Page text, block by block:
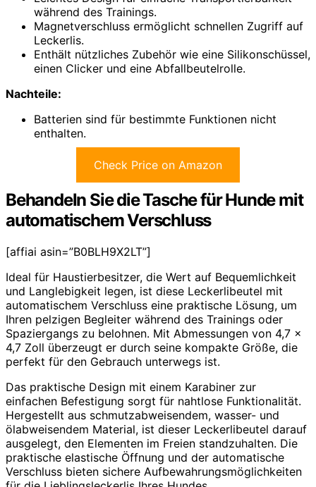
während des Trainings.
Magnetverschluss ermöglicht schnellen Zugriff auf
Leckerlis.
Enthält nützliches Zubehör wie eine Silikonschüssel,
einen Clicker und eine Abfallbeutelrolle.
Nachteile:
Batterien sind für bestimmte Funktionen nicht
enthalten.
Check Price on Amazon
Behandeln Sie die Tasche für Hunde mit
automatischem Verschluss
[affiai asin=”B0BLH9X2LT”]
Ideal für Haustierbesitzer, die Wert auf Bequemlichkeit
und Langlebigkeit legen, ist diese Leckerlibeutel mit
automatischem Verschluss eine praktische Lösung, um
Ihren pelzigen Begleiter während des Trainings oder
Spaziergangs zu belohnen. Mit Abmessungen von 4,7 x
4,7 Zoll überzeugt er durch seine kompakte Größe, die
perfekt für den Gebrauch unterwegs ist.
Das praktische Design mit einem Karabiner zur
einfachen Befestigung sorgt für nahtlose Funktionalität.
Hergestellt aus schmutzabweisendem, wasser- und
ölabweisendem Material, ist dieser Leckerlibeutel darauf
ausgelegt, den Elementen im Freien standzuhalten. Die
praktische elastische Öffnung und der automatische
Verschluss bieten sichere Aufbewahrungsmöglichkeiten